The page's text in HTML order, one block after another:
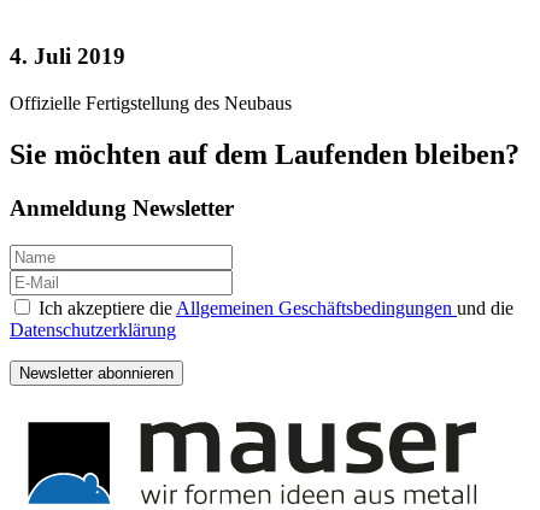
4. Juli 2019
Offizielle Fertigstellung des Neubaus
Sie möchten auf dem Laufenden bleiben?
Anmeldung Newsletter
Ich akzeptiere die Allgemeinen Geschäftsbedingungen und die
Datenschutzerklärung
Newsletter abonnieren